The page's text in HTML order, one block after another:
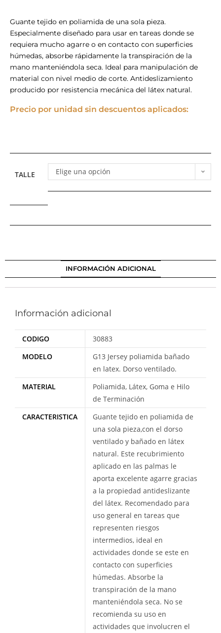
Guante tejido en poliamida de una sola pieza.
Especialmente diseñado para usar en tareas donde se
requiera mucho agarre o en contacto con superficies
húmedas, absorbe rápidamente la transpiración de la
mano manteniéndola seca. Ideal para manipulación de
material con nivel medio de corte. Antideslizamiento
producido por resistencia mecánica del látex natural.
Precio por unidad sin descuentos aplicados:
TALLE Elige una opción
INFORMACIÓN ADICIONAL
Información adicional
CODIGO
30883
MODELO
G13 Jersey poliamida bañado
en latex. Dorso ventilado.
MATERIAL
Poliamida, Látex, Goma e Hilo
de Terminación
CARACTERISTICA
Guante tejido en poliamida de
una sola pieza,con el dorso
ventilado y bañado en látex
natural. Este recubrimiento
aplicado en las palmas le
aporta excelente agarre gracias
a la propiedad antideslizante
del látex. Recomendado para
uso general en tareas que
representen riesgos
intermedios, ideal en
actividades donde se este en
contacto con superficies
húmedas. Absorbe la
transpiración de la mano
manteniéndola seca. No se
recomienda su uso en
actividades que involucren el